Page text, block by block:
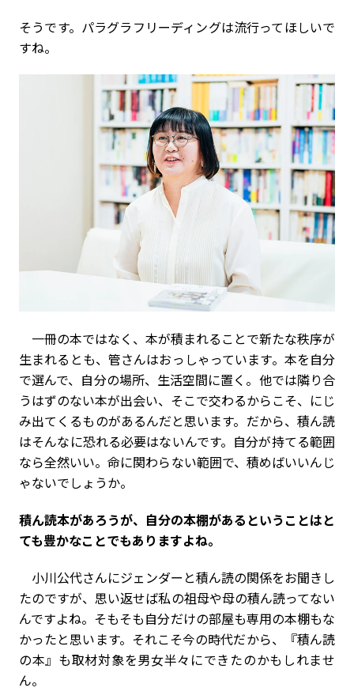
そうです。パラグラフリーディングは流行ってほしいで
すね。
一冊の本ではなく、本が積まれることで新たな秩序が
生まれるとも、管さんはおっしゃっています。本を自分
で選んで、自分の場所、生活空間に置く。他では隣り合
うはずのない本が出会い、そこで交わるからこそ、にじ
み出てくるものがあるんだと思います。だから、積ん読
はそんなに恐れる必要はないんです。自分が持てる範囲
なら全然いい。命に関わらない範囲で、積めばいいんじ
ゃないでしょうか。
――積ん読本があろうが、自分の本棚があるということはと
ても豊かなことでもありますよね。
小川公代さんにジェンダーと積ん読の関係をお聞きし
たのですが、思い返せば私の祖母や母の積ん読ってない
んですよね。そもそも自分だけの部屋も専用の本棚もな
かったと思います。それこそ今の時代だから、『積ん読
の本』も取材対象を男女半々にできたのかもしれませ
ん。